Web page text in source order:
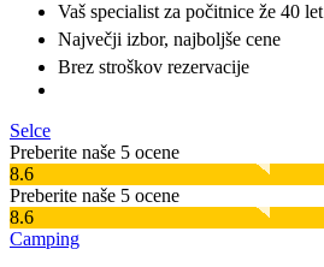
Vaš specialist za počitnice že 40 let
Največji izbor, najboljše cene
Brez stroškov rezervacije
Selce
Preberite naše 5 ocene
8.6
Preberite naše 5 ocene
8.6
Camping